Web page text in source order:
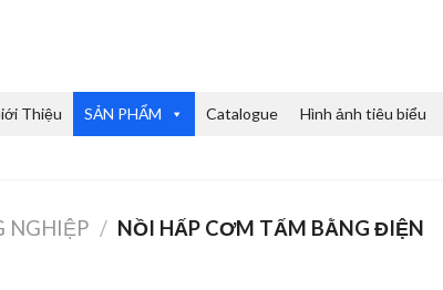
Thiệu SẢN PHẨM Catalogue Hình ảnh tiêu biểu
NGHIỆP / NỒI HẤP CƠM TẤM BẰNG ĐIỆN